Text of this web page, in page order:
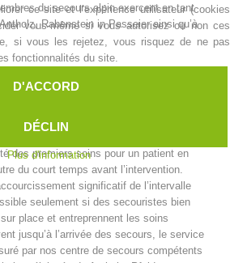
du secours alpin exercent en tant
Rabenstein in Passeier ainsi qu’à
des secours ou du médecin d’urgence. En
conditions météorologiques (p. ex:
des premiers soins pour un patient en
du court temps avant l’intervention.
significatif de l’intervalle
seulement si des secouristes bien
place et entreprennent les soins
jusqu’à l’arrivée des secours, le service
par nos centre de secours compétents
ce site et l’expérience utilisateur (cookies
vous-même si vous autorisez ou non ces
si vous les rejetez, vous risquez de ne pas
fonctionnalités du site.
D'ACCORD
DÉCLIN
Plus d'information